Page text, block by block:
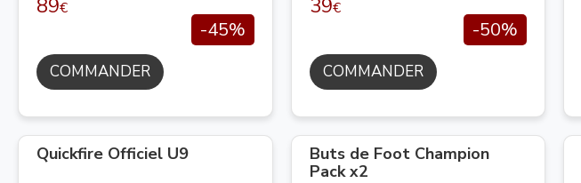
89€
-45%
COMMANDER
39€
-50%
COMMANDER
Quickfire Officiel U9
Buts de Foot Champion
Pack x2